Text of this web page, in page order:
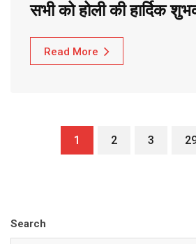
सभी को होली की हार्दिक
Read More
1 2 3
Search